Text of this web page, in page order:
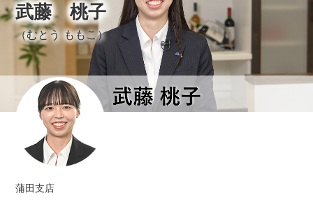
武藤 桃子
（むとう ももこ）
蒲田支店